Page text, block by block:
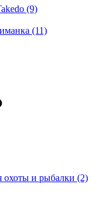
(9)
(11)
охоты и рыбалки (2)